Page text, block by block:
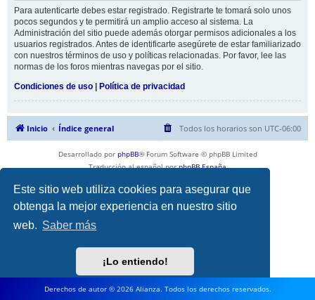
Este sitio web utiliza cookies para asegurar que
obtenga la mejor experiencia en nuestro sitio
web. Saber más
¡Lo entiendo!
Para autenticarte debes estar registrado. Registrarte te tomará solo unos
pocos segundos y te permitirá un amplio acceso al sistema. La
Administración del sitio puede además otorgar permisos adicionales a los
usuarios registrados. Antes de identificarte asegúrete de estar familiarizado
con nuestros términos de uso y políticas relacionadas. Por favor, lee las
normas de los foros mientras navegas por el sitio.
Condiciones de uso | Política de privacidad
Inicio Índice general Todos los horarios son UTC-06:00
Desarrollado por phpBB® Forum Software © phpBB Limited
Traducción al español porphpBB España
Derechos de autor © 2026 Alianza. Todos los derechos reservados.